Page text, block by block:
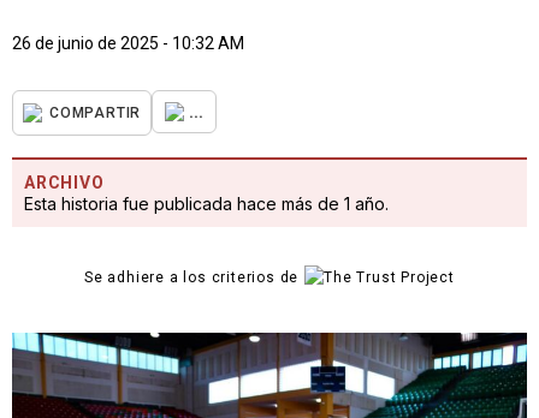
26 de junio de 2025 - 10:32 AM
COMPARTIR ...
ARCHIVO
Esta historia fue publicada hace más de 1 año.
Se adhiere a los criterios de